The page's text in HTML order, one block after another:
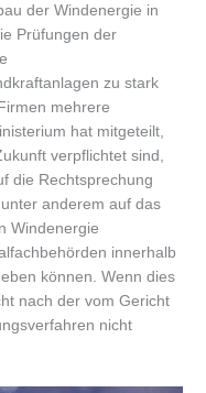
der Windenergie in
Prüfungen der
zu stark
mehrere
hat mitgeteilt,
verpflichtet sind,
die Rechtsprechung
anderem auf das
Windenergie
innerhalb
können. Wenn dies
nach der vom Gericht
nicht